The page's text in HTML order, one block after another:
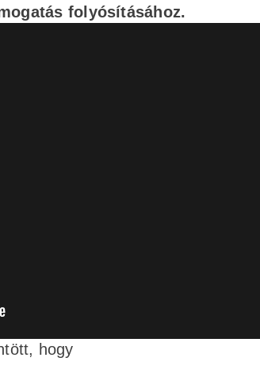
folyósításához.
hogy